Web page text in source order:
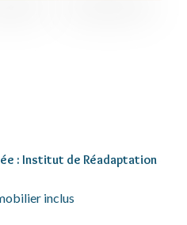
: Institut de Réadaptation
inclus